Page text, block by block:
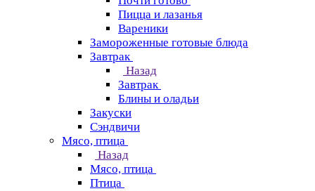
Пицца и лазанья
Вареники
Замороженные готовые блюда
Завтрак
Назад
Завтрак
Блины и оладьи
Закуски
Сэндвичи
Мясо, птица
Назад
Мясо, птица
Птица